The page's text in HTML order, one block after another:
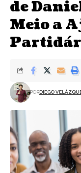
de
Meio a
PORDIEGO